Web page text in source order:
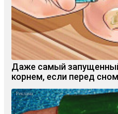
Даже самый
корнем, если перед